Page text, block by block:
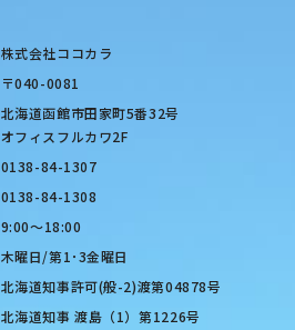
株式会社ココカラ
〒040-0081
北海道函館市田家町5番32号
オフィスフルカワ2F
0138-84-1307
0138-84-1308
9:00〜18:00
木曜日/第1･3金曜日
北海道知事許可(般-2)渡第04878号
北海道知事 渡島（1）第1226号